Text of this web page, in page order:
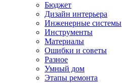
Бюджет
Дизайн интерьера
Инженерные системы
Инструменты
Материалы
Ошибки и советы
Разное
Умный дом
Этапы ремонта